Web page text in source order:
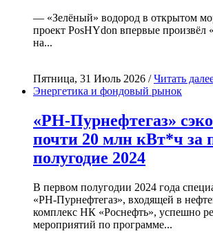
— «Зелёный» водород в открытом
проект PosHYdon впервые произвёл
на...
Пятница, 31 Июль 2026 /Читать
Энергетика и фондовый рынок
«РН-Пурнефтегаз»
почти 20 млн кВт*ч за
полугодие 2024
В первом полугодии 2024 года
«РН-Пурнефтегаз», входящей в
комплекс НК «Роснефть», успешно
мероприятий по программе...